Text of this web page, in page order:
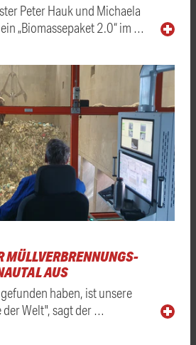
Peter Hauk und Michaela
„Biomassepaket 2.0“ im …
MÜLLVERBRENNUNGS-
AUS
haben, ist unsere
Welt", sagt der …